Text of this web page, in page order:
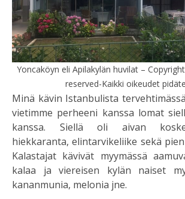
Yoncaköyn eli Apilakylän huvilat –
reserved-Kaikki oikeudet
Minä kävin Istanbulista
vietimme perheeni kanssa lomat
kanssa. Siellä oli aivan
hiekkaranta, elintarvikeliike sekä
Kalastajat kävivät myymässä
kalaa ja viereisen kylän naiset
kananmunia, melonia jne.